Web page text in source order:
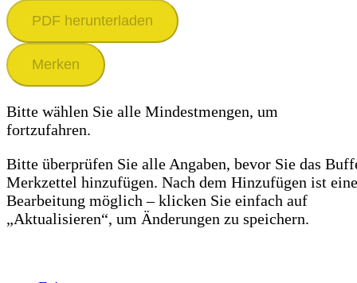
PDF herunterladen
Merken
Bitte wählen Sie alle Mindestmengen, um
fortzufahren.
Bitte überprüfen Sie alle Angaben, bevor Sie das
Merkzettel hinzufügen. Nach dem Hinzufügen ist eine
Bearbeitung möglich – klicken Sie einfach auf
„Aktualisieren“, um Änderungen zu speichern.